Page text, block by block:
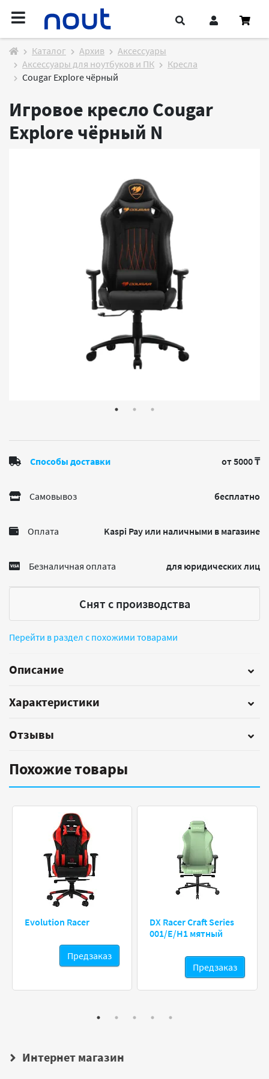
Каталог Архив
Аксессуары
Аксессуары для ноутбуков и ПК
Кресла
Cougar Explore чёрный
Игровое кресло Cougar
Explore чёрный N
Способы доставки от 5000 ₸
Самовывоз бесплатно
Оплата Kaspi Pay или наличными в магазине
Безналичная оплата для юридических лиц
Снят с производства
Перейти в раздел с похожими товарами
Описание
Характеристики
Отзывы
Похожие товары
Evolution Racer
Предзаказ
DX Racer Craft Series
001/E/H1 мятный
Предзаказ
Интернет магазин